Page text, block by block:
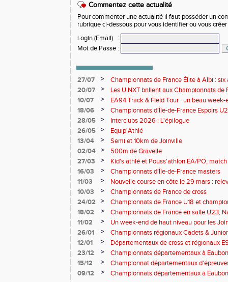
Commentez cette actualité
Pour commenter une actualité il faut posséder un
rubrique ci-dessous pour vous identifier ou vous
Login (Email)
:
Mot de Passe :
27/07 >
Championnats de France Élite à Albi :
rendez-vous de l'élite nationale
20/07 >
Les U.NXT brillent aux Championnats de
une pluie de performances
10/07 >
EA94 Track & Field Tour : un beau
18/06
>
Championnats d’Île-de-France Espoirs
28/05
>
Interclubs 2026 : L'épilogue
26/05
>
Equip'Athlé
13/04
>
Semi et 10km de Joinville
02/04
>
500m de Gravelle
27/03
>
Kid's athlé et Pouss'athlon EA/PO,
championnat LIFA épreuves combinées
16/03 >
Championnats d’Île-de-France masters
11/03
>
Nouvelle course en côte le 29 mars :
10/03
>
Championnats de France de cross
24/02
>
Championnats de France U18 et
Lancers Long
18/02 >
Championnats de France en salle U23,
de cross-country
11/02 >
Un week-end de haut niveau pour les
26/01
>
Championnats régionaux Cadets &
performances avant le Meeting de Paris
12/01 >
Départementaux de cross et régionaux
23/12
>
Championnats départementaux à
15/12
>
Championnat départementaux
09/12
> Championnats départementaux à